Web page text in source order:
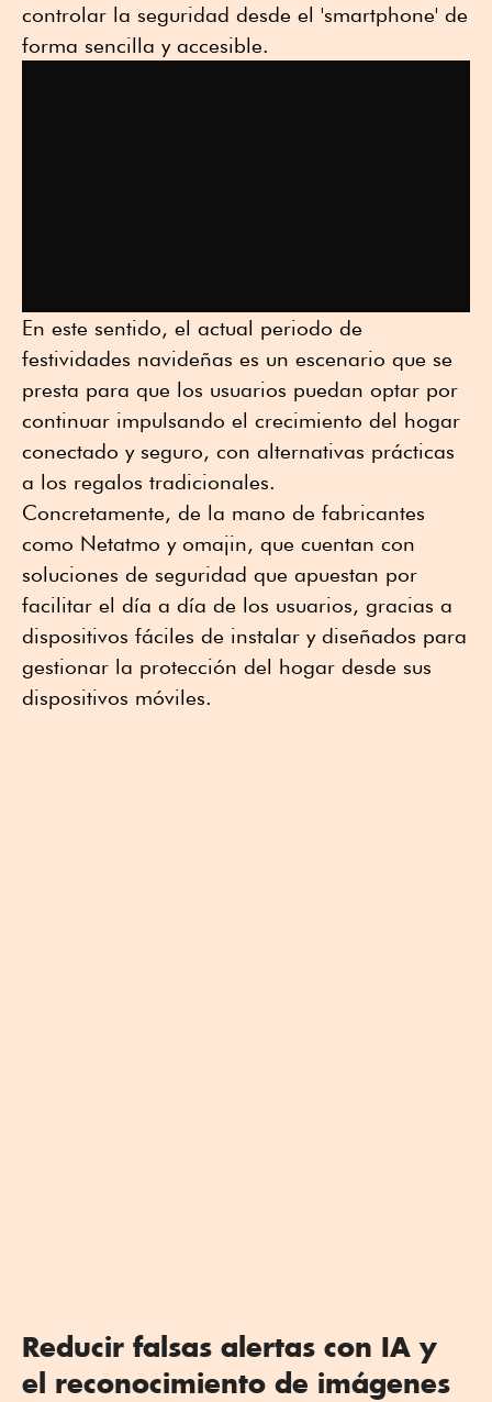
controlar la seguridad desde el 'smartphone' de
forma sencilla y accesible.
En este sentido, el actual periodo de
festividades navideñas es un escenario que se
presta para que los usuarios puedan optar por
continuar impulsando el crecimiento del hogar
conectado y seguro, con alternativas prácticas
a los regalos tradicionales.
Concretamente, de la mano de fabricantes
como Netatmo y omajin, que cuentan con
soluciones de seguridad que apuestan por
facilitar el día a día de los usuarios, gracias a
dispositivos fáciles de instalar y diseñados para
gestionar la protección del hogar desde sus
dispositivos móviles.
Reducir falsas alertas con IA y
el reconocimiento de imágenes